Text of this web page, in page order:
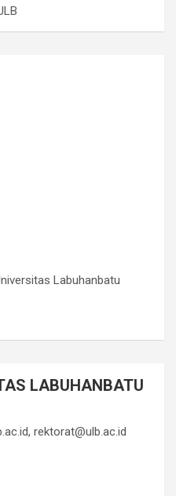
Labuhanbatu
LABUHANBATU
rektorat@ulb.ac.id